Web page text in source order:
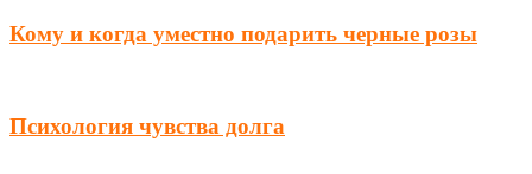
Кому и когда уместно подарить черные розы
Психология чувства долга